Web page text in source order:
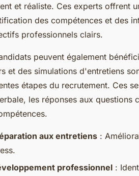
et réaliste. Ces experts offrent
des compétences et des
professionnels clairs.
peuvent également
et des simulations d'entretiens
étapes du recrutement. Ces
les réponses aux questions
aux entretiens :
professionnel :